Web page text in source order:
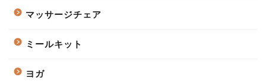
マッサージチェア
ミールキット
ヨガ